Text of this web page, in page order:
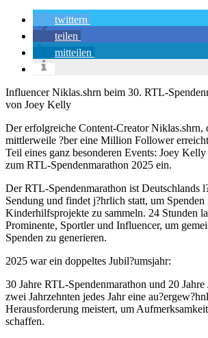
twittern
teilen
mitteilen
Influencer Niklas.shrn beim 30. RTL-
von Joey Kelly
Der erfolgreiche Content-Creator Niklas.shrn,
mittlerweile ?ber eine Million Follower
Teil eines ganz besonderen Events: Joey
zum RTL-Spendenmarathon 2025 ein.
Der RTL-Spendenmarathon ist Deutschlands
Sendung und findet j?hrlich statt, um Spenden
Kinderhilfsprojekte zu sammeln. 24 Stunden
Prominente, Sportler und Influencer, um
Spenden zu generieren.
2025 war ein doppeltes Jubil?umsjahr:
30 Jahre RTL-Spendenmarathon und 20
zwei Jahrzehnten jedes Jahr eine
Herausforderung meistert, um
schaffen.